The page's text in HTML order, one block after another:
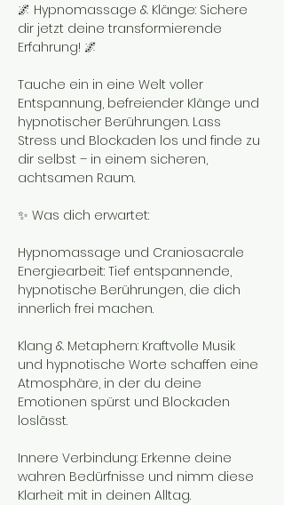
🌌 Hypnomassage & Klänge: Sichere
dir jetzt deine transformierende
Erfahrung! 🌌
Tauche ein in eine Welt voller
Entspannung, befreiender Klänge und
hypnotischer Berührungen. Lass
Stress und Blockaden los und finde zu
dir selbst – in einem sicheren,
achtsamen Raum.
✨ Was dich erwartet:
Hypnomassage und Craniosacrale
Energiearbeit: Tief entspannende,
hypnotische Berührungen, die dich
innerlich frei machen.
Klang & Metaphern: Kraftvolle Musik
und hypnotische Worte schaffen eine
Atmosphäre, in der du deine
Emotionen spürst und Blockaden
loslässt.
Innere Verbindung: Erkenne deine
wahren Bedürfnisse und nimm diese
Klarheit mit in deinen Alltag.